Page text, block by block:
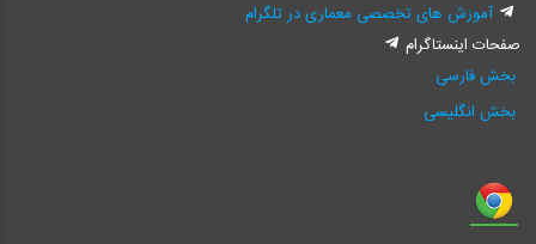
آموزش های تخصصی معماری در تلگرام
صفحات اینستاگرام
بخش فارسی
بخش انگلیسی